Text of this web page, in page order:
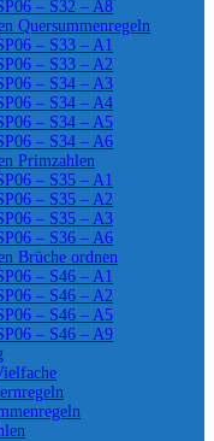
– S32 – A8
Quersummenregeln
– S33 – A1
– S33 – A2
– S34 – A3
– S34 – A4
– S34 – A5
– S34 – A6
Primzahlen
– S35 – A1
– S35 – A2
– S35 – A3
– S36 – A6
Brüche ordnen
– S46 – A1
– S46 – A2
– S46 – A5
– S46 – A9